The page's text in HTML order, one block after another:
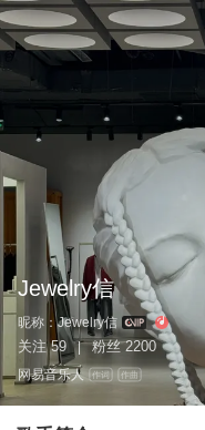
Jewelry信
昵称：Jewelry信
关注 59 | 粉丝 2200
网易音乐人 作词 作曲